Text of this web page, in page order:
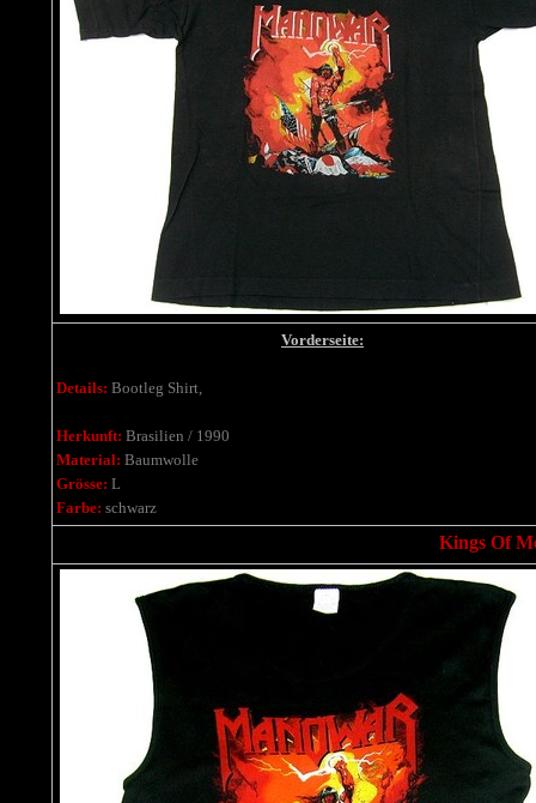
Vorderseite:
Details: Bootleg Shirt,
Herkunft: Brasilien / 1990
Material: Baumwolle
Grösse: L
Farbe: schwarz
Kings Of